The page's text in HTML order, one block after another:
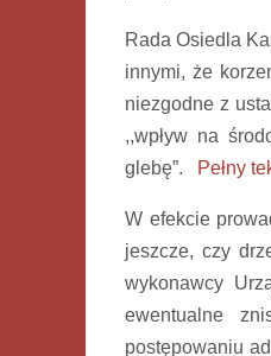
Rada Osiedla
innymi, że
niezgodne z
,,wpływ na
glebę”.
Pełny
W efekcie
jeszcze, czy
wykonawcy
ewentualne
postępowaniu